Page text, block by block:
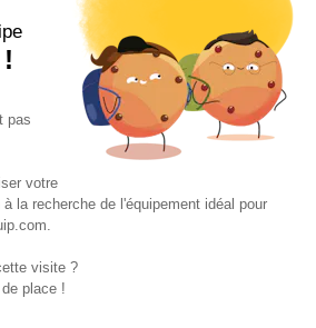
Suivez-nous